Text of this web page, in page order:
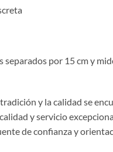
por 15 cm y
y la calidad se
y servicio
de confianza y